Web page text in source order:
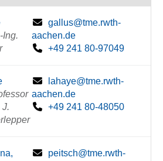
Ing.
gallus@tme.rwth-
aachen.de
+49 241 80-97049
J.
lahaye@tme.rwth-
aachen.de
+49 241 80-48050
peitsch@tme.rwth-